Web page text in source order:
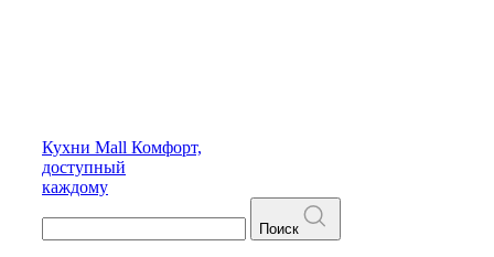
Кухни Mall Комфорт,
доступный
каждому
Поиск